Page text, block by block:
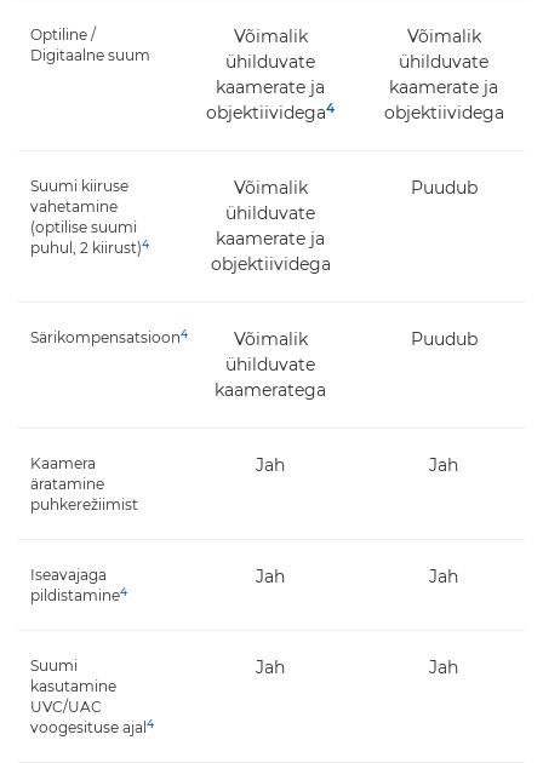
Optiline /
Digitaalne suum
Võimalik
ühilduvate
kaamerate ja
objektiividega4
Võimalik
ühilduvate
kaamerate ja
objektiividega
Suumi kiiruse
vahetamine
(optilise suumi
puhul, 2 kiirust)4
Võimalik
ühilduvate
kaamerate ja
objektiividega
Puudub
Särikompensatsioon4
Võimalik
ühilduvate
kaameratega
Puudub
Kaamera
äratamine
puhkerežiimist
Jah Jah
Iseavajaga
pildistamine4
Jah Jah
Suumi
kasutamine
UVC/UAC
voogesituse ajal 4
Jah Jah